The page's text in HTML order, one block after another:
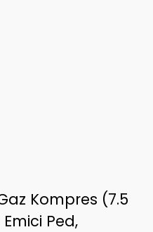
Kompres (7.5
Ped,